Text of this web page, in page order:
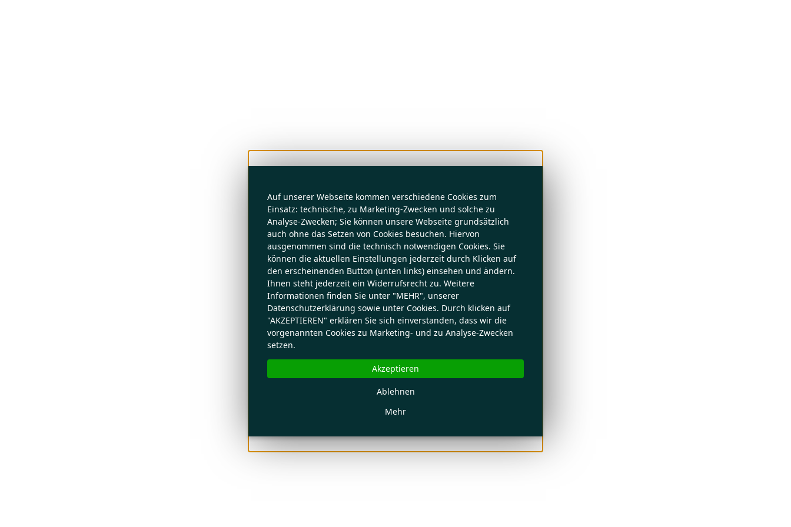
Auf unserer Webseite kommen verschiedene Cookies zum
Einsatz: technische, zu Marketing-Zwecken und solche zu
Analyse-Zwecken; Sie können unsere Webseite grundsätzlich
auch ohne das Setzen von Cookies besuchen. Hiervon
ausgenommen sind die technisch notwendigen Cookies. Sie
können die aktuellen Einstellungen jederzeit durch Klicken auf
den erscheinenden Button (unten links) einsehen und ändern.
Ihnen steht jederzeit ein Widerrufsrecht zu. Weitere
Informationen finden Sie unter "MEHR", unserer
Datenschutzerklärung sowie unter Cookies. Durch klicken auf
"AKZEPTIEREN" erklären Sie sich einverstanden, dass wir die
vorgenannten Cookies zu Marketing- und zu Analyse-Zwecken
setzen.
Mehr
Ablehnen
Akzeptieren